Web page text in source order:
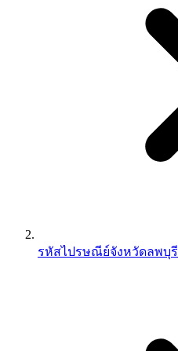
รหัสไปรษณีย์จังหวัดลพบุรี